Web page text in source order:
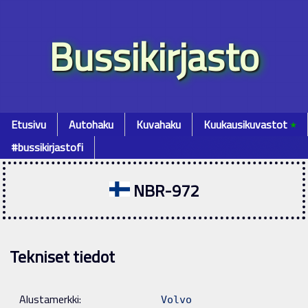
Bussikirjasto
Etusivu Autohaku Kuvahaku Kuukausikuvastot٭
#bussikirjastofi
NBR-972
Tekniset tiedot
Alustamerkki: Volvo